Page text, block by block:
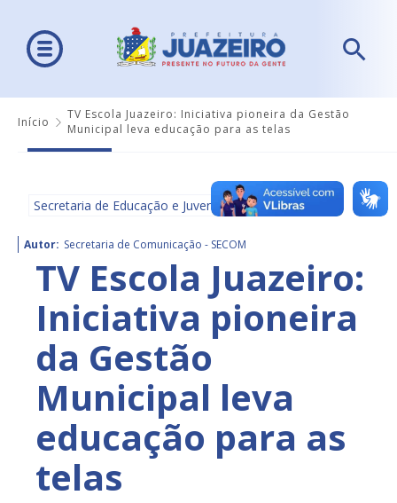
Início
TV Escola Juazeiro: Iniciativa pioneira da Gestão
Municipal leva educação para as telas
Secretaria de Educação e Juventude - SEDUC
Autor: Secretaria de Comunicação - SECOM
TV Escola Juazeiro:
Iniciativa pioneira
da Gestão
Municipal leva
educação para as
telas